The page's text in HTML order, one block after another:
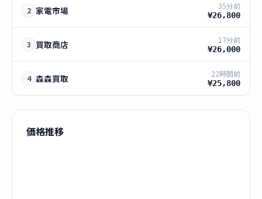
2 家電市場 35分前
¥26,800
3 買取商店 17分前
¥26,000
4 森森買取 22時間前
¥25,800
価格推移